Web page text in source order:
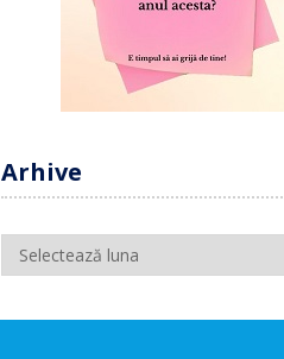
Arhive
Arhive